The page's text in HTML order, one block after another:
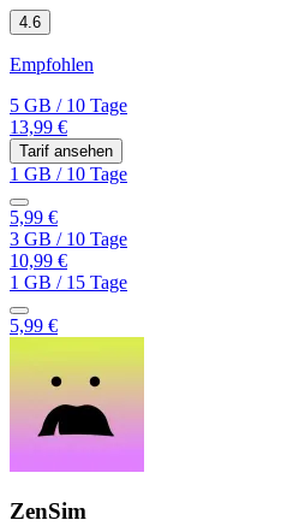
4.6
Empfohlen
5 GB /10 Tage
13,99 €
Tarif ansehen
1 GB /10 Tage
5,99 €
3 GB /10 Tage
10,99 €
1 GB /15 Tage
5,99 €
ZenSim